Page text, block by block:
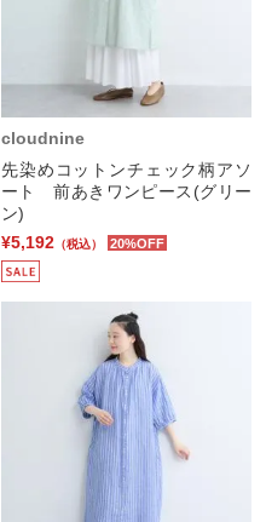
cloudnine
先染めコットンチェック柄アソ
ート 前あきワンピース(グリー
ン)
¥5,192 （税込） 20%OFF